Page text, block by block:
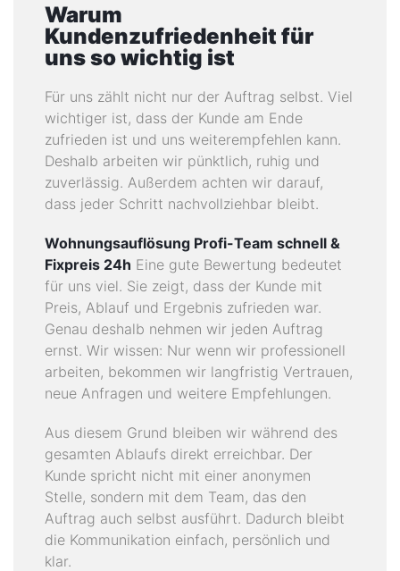
Warum
Kundenzufriedenheit für
uns so wichtig ist
Für uns zählt nicht nur der Auftrag selbst. Viel
wichtiger ist, dass der Kunde am Ende
zufrieden ist und uns weiterempfehlen kann.
Deshalb arbeiten wir pünktlich, ruhig und
zuverlässig. Außerdem achten wir darauf,
dass jeder Schritt nachvollziehbar bleibt.
Wohnungsauflösung Profi-Team schnell &
Fixpreis 24h Eine gute Bewertung bedeutet
für uns viel. Sie zeigt, dass der Kunde mit
Preis, Ablauf und Ergebnis zufrieden war.
Genau deshalb nehmen wir jeden Auftrag
ernst. Wir wissen: Nur wenn wir professionell
arbeiten, bekommen wir langfristig Vertrauen,
neue Anfragen und weitere Empfehlungen.
Aus diesem Grund bleiben wir während des
gesamten Ablaufs direkt erreichbar. Der
Kunde spricht nicht mit einer anonymen
Stelle, sondern mit dem Team, das den
Auftrag auch selbst ausführt. Dadurch bleibt
die Kommunikation einfach, persönlich und
klar.